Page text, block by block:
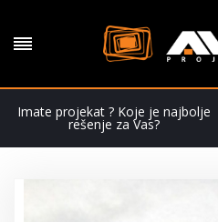
Imate projekat ? Koje je najbolje
rešenje za Vas?